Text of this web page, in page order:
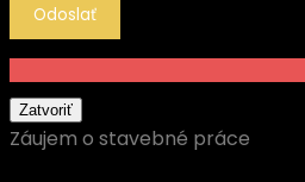
Zatvoriť
Záujem o stavebné práce